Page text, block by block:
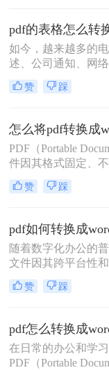
为word文档格式呢
将PDF转换为Word
如今，越来越多的
述、公司通知、网
开始使用PDF格式文
PDF文件格式的目的
是对网络信息发布
这一目标，PDF具
件格式无法比拟的
不能直接编辑，因此
那么pdf的表格怎么
面就来看看吧。
赞 踩
PDF（Portable
件因其格式固定、
性强等特点，在文
到了广泛应用。然
Word文档，以便进
么怎么将pdf转换成
绍两种将PDF转换
法。
赞 踩
随着数字化办公的
文件因其跨平台性
用。然而，有时我们
转换为Word文档，
word呢？本文将详
PDF转Word的方法
各种转换需求。
赞 踩
在日常的办公和学习
PDF（Portable